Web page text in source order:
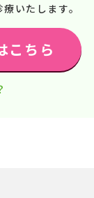
いたします。
こちら